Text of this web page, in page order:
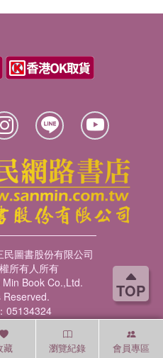
TOP
藏 瀏覽紀錄 會員專區
圖書股份有限公司
所有人所有
Book Co.,Ltd.
Reserved.
05134324